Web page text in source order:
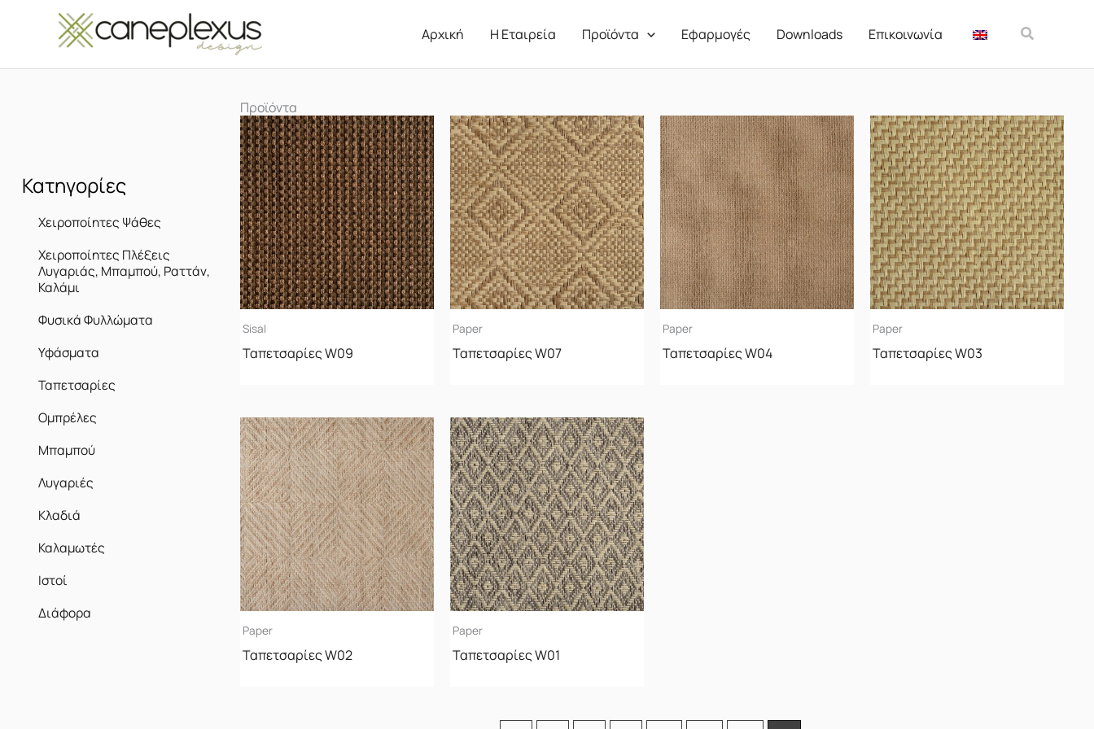
Μετάβαση
Αρχική Η Εταιρεία Προϊόντα Εφαρμογές Downloads Επικοινωνία Αναζήτηση
Κατηγορίες
Χειροποίητες Ψάθες
Χειροποίητες Πλέξεις
Λυγαριάς, Μπαμπού, Ραττάν,
Καλάμι
Φυσικά Φυλλώματα
Υφάσματα
Ταπετσαρίες
Ομπρέλες
Μπαμπού
Λυγαριές
Κλαδιά
Καλαμωτές
Ιστοί
Διάφορα
Προϊόντα
Sisal
Ταπετσαρίες W09
Paper
Ταπετσαρίες W07
Paper
Ταπετσαρίες W04
Paper
Ταπετσαρίες W03
Paper
Ταπετσαρίες W02
Paper
Ταπετσαρίες W01